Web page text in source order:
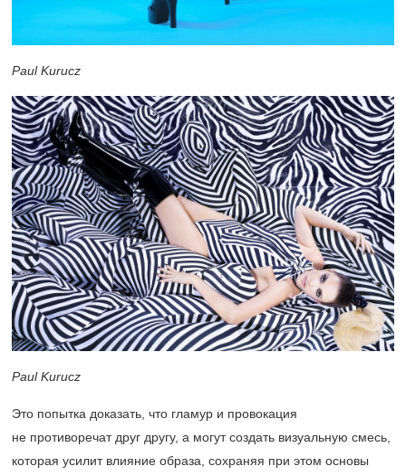
Paul Kurucz
Paul Kurucz
Это попытка доказать, что гламур и провокация
не противоречат друг другу, а могут создать визуальную смесь,
которая усилит влияние образа, сохраняя при этом основы